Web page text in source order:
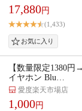
17,880円
(1,433)
【数量限定1380
イヤホン Blu…
愛度楽天市場店
1,000円